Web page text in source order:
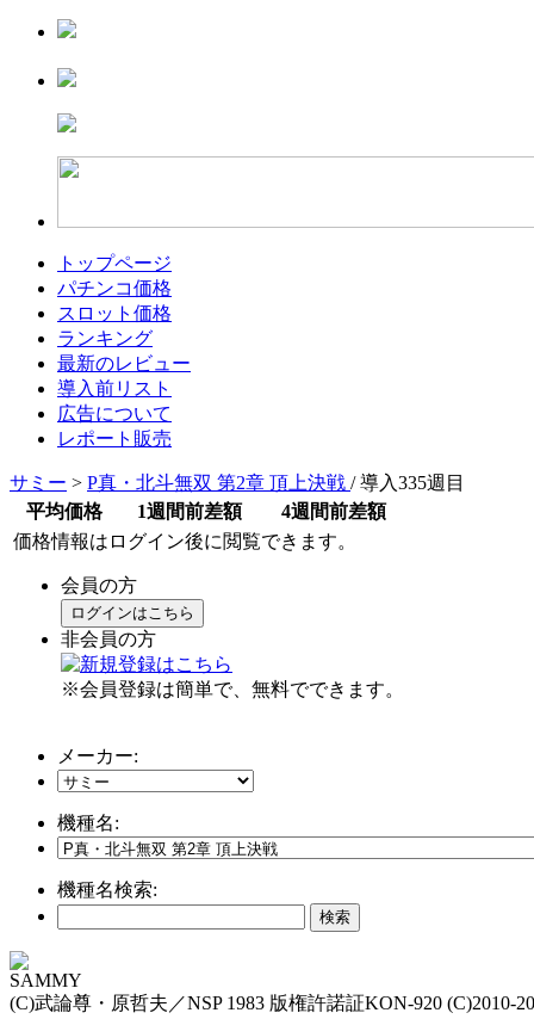
トップページ
パチンコ価格
スロット価格
ランキング
最新のレビュー
導入前リスト
広告について
レポート販売
サミー > P真・北斗無双 第2章 頂上決戦 / 導入335週目
平均価格
1週間前差額
4週間前差額
価格情報はログイン後に閲覧できます。
会員の方
ログインはこちら
非会員の方
※会員登録は簡単で、無料でできます。
メーカー:
機種名:
機種名検索:
SAMMY
(C)武論尊・原哲夫／NSP 1983 版権許諾証KON-920 (C)2010-